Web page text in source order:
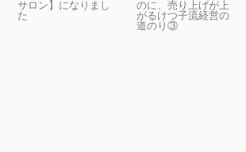
サロン】になりまし
た
のに、売り上げが上
がるけつ子流経営の
道のり③